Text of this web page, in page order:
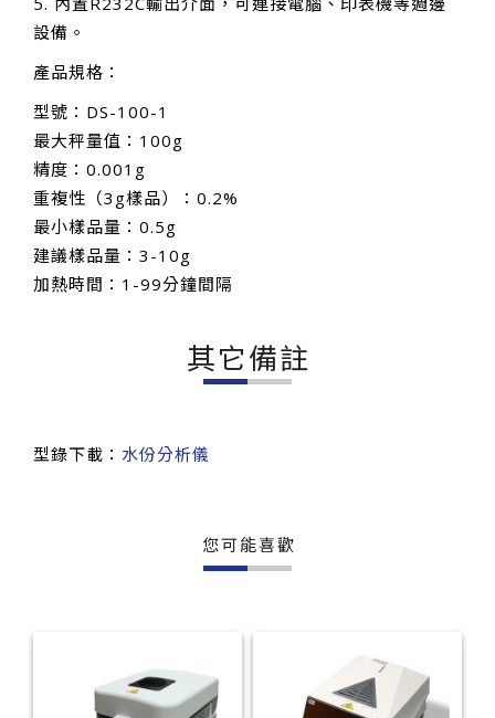
設備。
產品規格：
型號：DS-100-1
最大秤量值：100g
精度：0.001g
重複性（3g樣品）：0.2%
最小樣品量：0.5g
建議樣品量：3-10g
加熱時間：1-99分鐘間隔
其它備註
型錄下載： 水份分析儀
您可能喜歡